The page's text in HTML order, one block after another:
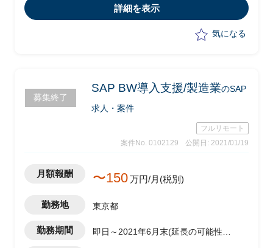
・スケジュール：3月から簡易FitGapの
アセスを実施し、5月くらいから本格展
・課題管理、開発レビュー(開発がある
・現地側にSAPコンサルはいない想定
・PMは元請け会社から、PLとしてプロ
ジェクトリードを期待
詳細を表示
気になる
募集終了
SAP BW導入支援/製造業のSAP
求人・案件
フルリモート
案件No. 0102129
公開日: 2021/01/19
月額報酬 〜150万円/月(税別)
勤務地 東京都
勤務期間
即日～2021年6月末(延長の可能性有